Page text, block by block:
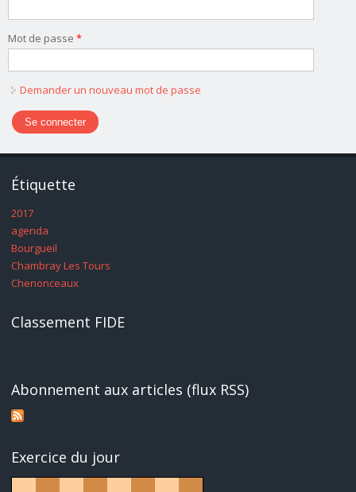
Mot de passe *
Demander un nouveau mot de passe
Étiquette
2017
agenda
Bourgueil
Chambray Les Tours
Chenonceaux
Classement FIDE
Abonnement aux articles (flux RSS)
Exercice du jour